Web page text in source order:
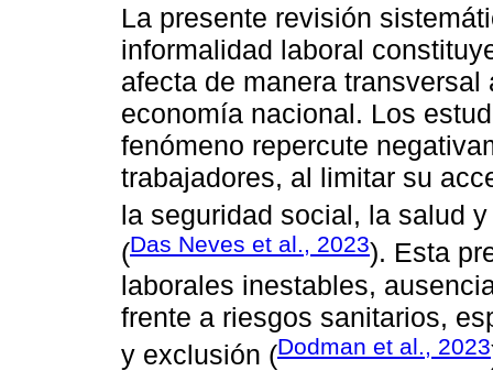
La presente revisión
informalidad laboral
afecta de manera
economía nacional. Los
fenómeno repercute
trabajadores, al limitar su
la seguridad social, la salud
(Das Neves et al., 2023). Esta
laborales inestables,
frente a riesgos sanitarios,
y exclusión (Dodman et al., 2023